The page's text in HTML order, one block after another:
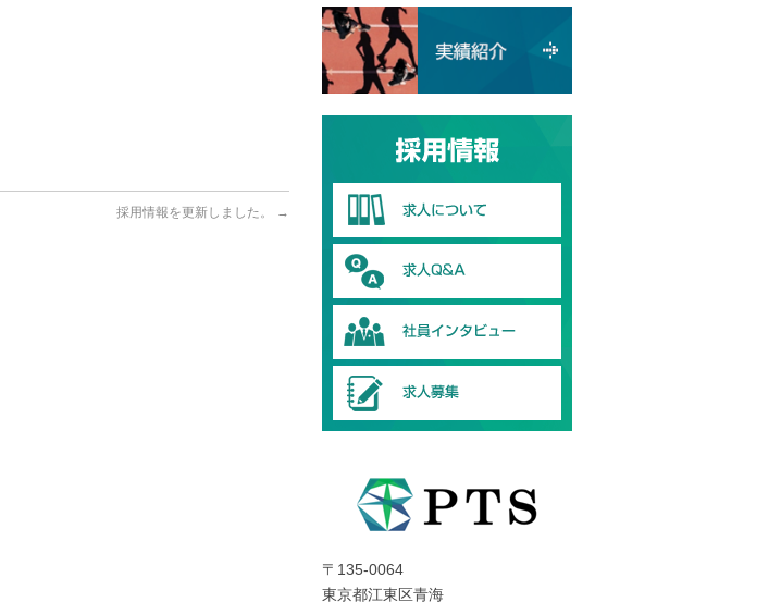
採用情報を更新しました。 →
〒135-0064
東京都江東区青海